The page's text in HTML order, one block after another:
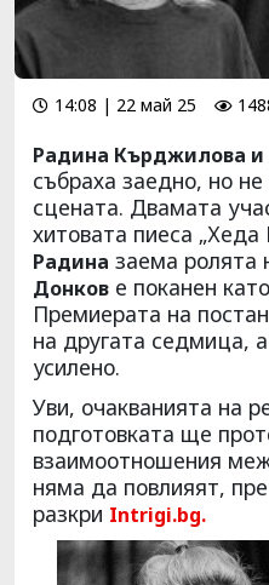
14:08 | 22 май 25
Радина Кърджилова
събраха заедно, но
сцената. Двамата
хитовата пиеса „Хеда
Радина заема ролята
Донков е поканен
Премиерата на
на другата седмица,
усилено.
Уви, очакванията на
подготовката ще
взаимоотношения
няма да повлияят,
разкри Intrigi.bg.